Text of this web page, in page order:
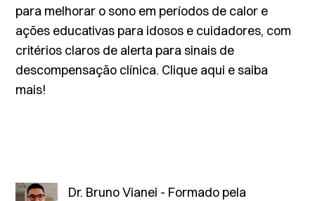
para melhorar o sono em períodos de calor e
ações educativas para idosos e cuidadores, com
critérios claros de alerta para sinais de
descompensação clínica. Clique aqui e saiba
mais!
Dr. Bruno Vianei - Formado pela